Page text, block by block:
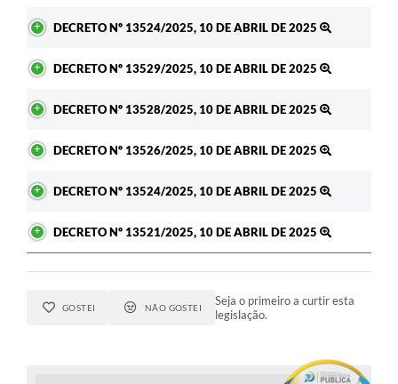
DECRETO Nº 13524/2025, 10 DE ABRIL DE 2025
DECRETO Nº 13529/2025, 10 DE ABRIL DE 2025
DECRETO Nº 13528/2025, 10 DE ABRIL DE 2025
DECRETO Nº 13526/2025, 10 DE ABRIL DE 2025
DECRETO Nº 13524/2025, 10 DE ABRIL DE 2025
DECRETO Nº 13521/2025, 10 DE ABRIL DE 2025
GOSTEI NÃO GOSTEI
Seja o primeiro a curtir esta
legislação.